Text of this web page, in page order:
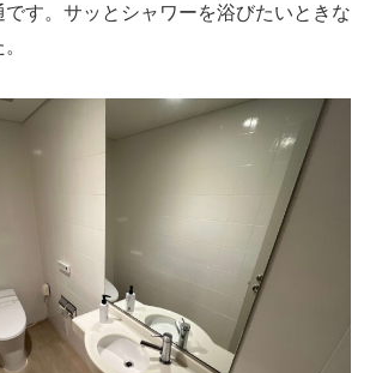
す。サッとシャワーを浴びたいときな